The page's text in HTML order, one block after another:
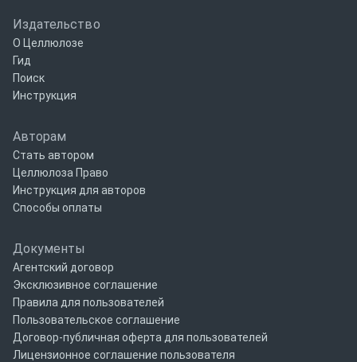
Издательство
О Целлюлозе
Гид
Поиск
Инструкция
Авторам
Стать автором
Целлюлоза Право
Инструкция для авторов
Способы оплаты
Документы
Агентский договор
Эксклюзивное соглашение
Правила для пользователей
Пользовательское соглашение
Договор-публичная оферта для пользователей
Лицензионное соглашение пользователя